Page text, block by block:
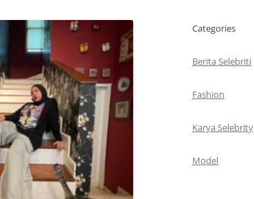
Categories
Berita Selebriti
Fashion
Karya Selebrity
Model